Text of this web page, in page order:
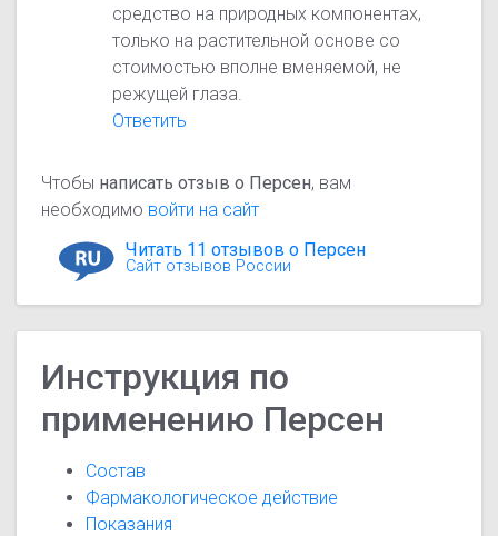
средство на природных компонентах,
только на растительной основе со
стоимостью вполне вменяемой, не
режущей глаза.
Ответить
Чтобы написать отзыв о Персен, вам
необходимо войти на сайт
Читать 11 отзывов о Персен
Сайт отзывов России
Инструкция по
применению Персен
Состав
Фармакологическое действие
Показания